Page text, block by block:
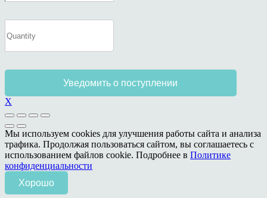
Уведомить о поступлении
X
Мы используем cookies для улучшения работы сайта и анализа
трафика. Продолжая пользоваться сайтом, вы соглашаетесь с
использованием файлов cookie. Подробнее в Политике
конфиденциальности
Хорошо